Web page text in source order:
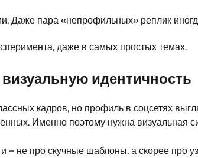
Даже пара «непрофильных» реплик
даже в самых простых темах.
идентичность
кадров, но профиль в соцсетях
Именно поэтому нужна визуальная
– не про скучные шаблоны, а скорее про